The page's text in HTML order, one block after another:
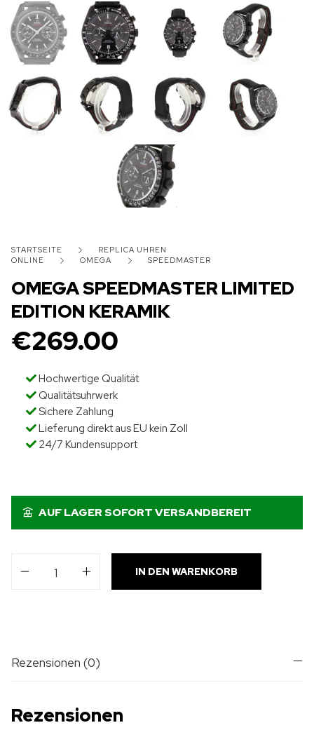
STARTSEITE
REPLICA UHREN
ONLINE
OMEGA SPEEDMASTER
OMEGA SPEEDMASTER LIMITED
EDITION KERAMIK
€269.00
Hochwertige Qualität
Qualitätsuhrwerk
Sichere Zahlung
Lieferung direkt aus EU kein Zoll
24/7 Kundensupport
AUF LAGER SOFORT VERSANDBEREIT
IN DEN WARENKORB
Rezensionen (0)
Rezensionen